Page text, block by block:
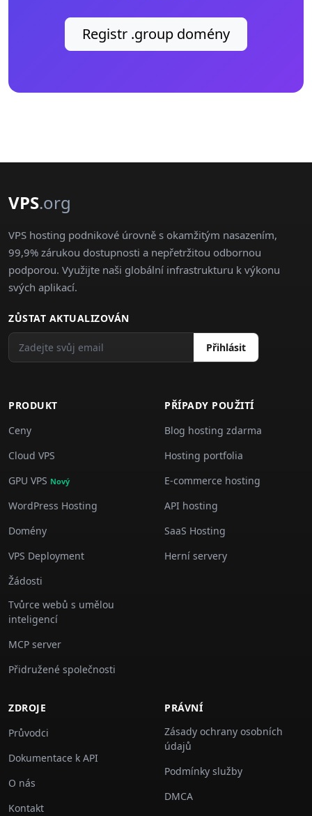
Registr .group domény
VPS.org
VPS hosting podnikové úrovně s okamžitým nasazením,
99,9% zárukou dostupnosti a nepřetržitou odbornou
podporou. Využijte naši globální infrastrukturu k výkonu
svých aplikací.
ZŮSTAT AKTUALIZOVÁN
Přihlásit
PRODUKT
Ceny
Cloud VPS
GPU VPS Nový
WordPress Hosting
Domény
VPS Deployment
Žádosti
Tvůrce webů s umělou
inteligencí
MCP server
Přidružené společnosti
PŘÍPADY POUŽITÍ
Blog hosting zdarma
Hosting portfolia
E-commerce hosting
API hosting
SaaS Hosting
Herní servery
ZDROJE
Průvodci
Dokumentace k API
O nás
Kontakt
PRÁVNÍ
Zásady ochrany osobních
údajů
Podmínky služby
DMCA